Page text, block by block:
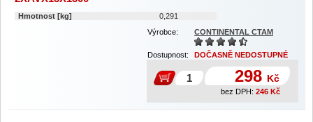
Hmotnost [kg]
0,291
Výrobce:
CONTINENTAL CTAM
Dostupnost: DOČASNĚ NEDOSTUPNÉ
298 Kč
bez DPH: 246 Kč